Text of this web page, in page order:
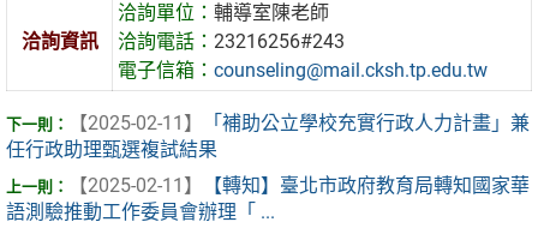
洽詢資訊
洽詢單位：輔導室陳老師
洽詢電話：23216256#243
電子信箱：counseling@mail.cksh.tp.edu.tw
【2025-02-11】
「補助公立學校充實行政人力計畫」兼
任行政助理甄選複試結果
【2025-02-11】
【轉知】臺北市政府教育局轉知國家華
語測驗推動工作委員會辦理「 ...